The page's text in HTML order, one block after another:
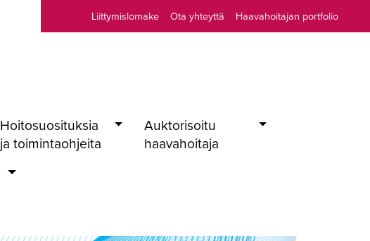
Liittymislomake Ota yhteyttä Haavahoitajan portfolio
Hoitosuosituksia
ja toimintaohjeita
Auktorisoitu
haavahoitaja